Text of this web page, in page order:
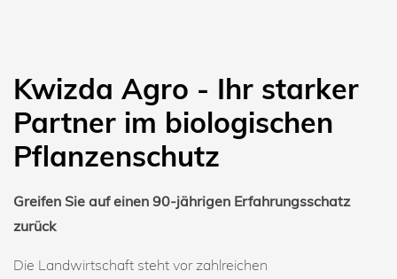
Kwizda Agro - Ihr starker
Partner im biologischen
Pflanzenschutz
Greifen Sie auf einen 90-jährigen Erfahrungsschatz
zurück
Die Landwirtschaft steht vor zahlreichen